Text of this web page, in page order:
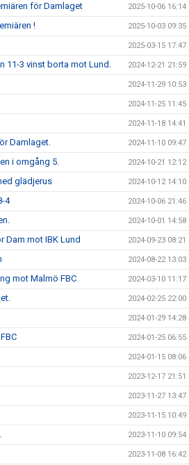
för Damlaget 2025-10-06 16:14
! 2025-10-03 09:35
2025-03-15 17:47
11-3 vinst borta mot Lund. 2024-12-21 21:59
2024-11-29 10:53
2024-11-25 11:45
2024-11-18 14:41
Damlaget. 2024-11-10 09:47
i omgång 5. 2024-10-21 12:12
glädjerus 2024-10-12 14:10
4 2024-10-06 21:46
2024-10-01 14:58
Dam mot IBK Lund 2024-09-23 08:21
2024-08-22 13:03
mot Malmö FBC 2024-03-10 11:17
2024-02-25 22:00
2024-01-29 14:28
2024-01-25 06:55
2024-01-15 08:06
2023-12-17 21:51
2023-11-27 13:47
2023-11-15 10:49
2023-11-10 09:54
2023-11-08 16:42